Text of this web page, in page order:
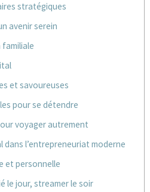
stratégiques
avenir serein
et savoureuses
pour se détendre
voyager autrement
l’entrepreneuriat moderne
et personnelle
le jour, streamer le soir